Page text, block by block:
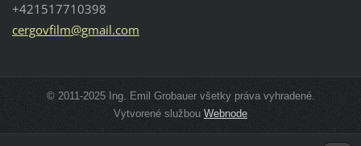
+421517710398
cergovfilm@gmail.com
© 2011-2025 Ing. Emil Grobauer všetky práva vyhradené.
Vytvorené službouWebnode